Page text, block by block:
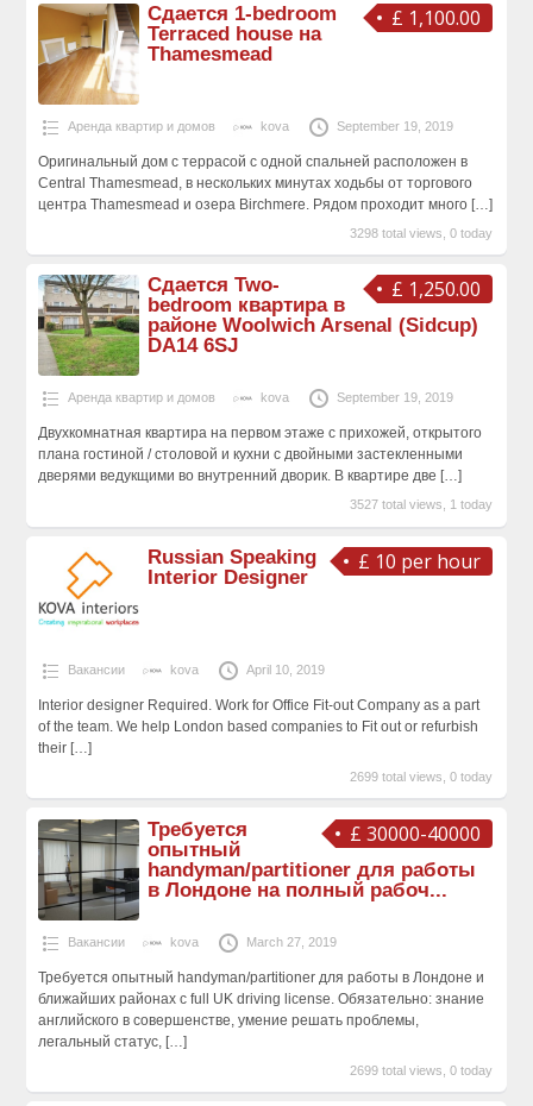
£ 1,100.00
Сдается 1-bedroom
Terraced house на
Thamesmead
Аренда квартир и домов kova September 19, 2019
Оригинальный дом с террасой с одной спальней расположен в
Central Thamesmead, в нескольких минутах ходьбы от торгового
центра Thamesmead и озера Birchmere. Рядом проходит много […]
3298 total views, 0 today
£ 1,250.00
Сдается Two-
bedroom квартира в
районе Woolwich Arsenal (Sidcup)
DA14 6SJ
Аренда квартир и домов kova September 19, 2019
Двухкомнатная квартира на первом этаже с прихожей, открытого
плана гостиной / столовой и кухни с двойными застекленными
дверями ведукщими во внутренний дворик. В квартире две […]
3527 total views, 1 today
£ 10 per hour
Russian Speaking
Interior Designer
Вакансии kova April 10, 2019
Interior designer Required. Work for Office Fit-out Company as a part
of the team. We help London based companies to Fit out or refurbish
their […]
2699 total views, 0 today
£ 30000-40000
Требуется
опытный
handyman/partitioner для работы
в Лондоне на полный рабоч...
Вакансии kova March 27, 2019
Требуется опытный handyman/partitioner для работы в Лондоне и
ближайших районах с full UK driving license. Обязательно: знание
английского в совершенстве, умение решать проблемы,
легальный статус, […]
2699 total views, 0 today